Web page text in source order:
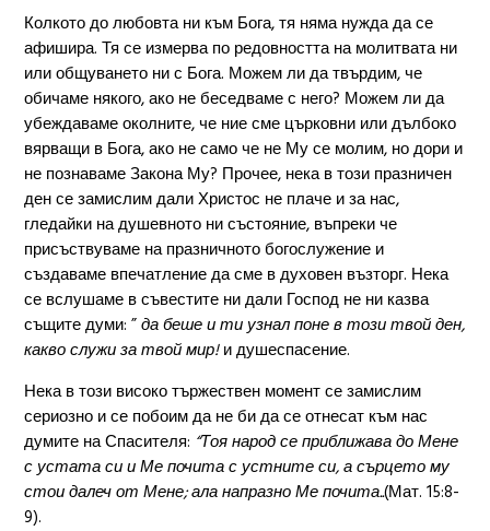
Колкото до любовта ни към Бога, тя няма нужда да се
афишира. Тя се измерва по редовността на молитвата ни
или общуването ни с Бога. Можем ли да твърдим, че
обичаме някого, ако не беседваме с него? Можем ли да
убеждаваме околните, че ние сме църковни или дълбоко
вярващи в Бога, ако не само че не Му се молим, но дори и
не познаваме Закона Му? Прочее, нека в този празничен
ден се замислим дали Христос не плаче и за нас,
гледайки на душевното ни състояние, въпреки че
присъствуваме на празничното богослужение и
създаваме впечатление да сме в духовен възторг. Нека
се вслушаме в съвестите ни дали Господ не ни казва
същите думи: ”да беше и ти узнал поне в този твой ден,
какво служи за твой мир!и душеспасение.
Нека в този високо тържествен момент се замислим
сериозно и се побоим да не би да се отнесат към нас
думите на Спасителя: “Тоя народ се приближава до Мене
с устата си и Ме почита с устните си, а сърцето му
стои далеч от Мене; ала напразно Ме почита..(Мат. 15:8-
9).